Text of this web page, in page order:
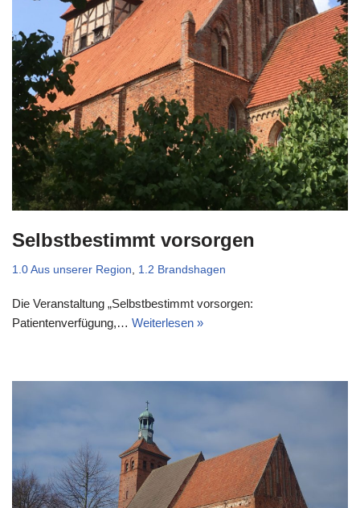
Selbstbestimmt vorsorgen
1.0 Aus unserer Region 1.2 Brandshagen
Die Veranstaltung „Selbstbestimmt vorsorgen:
Patientenverfügung,… Weiterlesen »